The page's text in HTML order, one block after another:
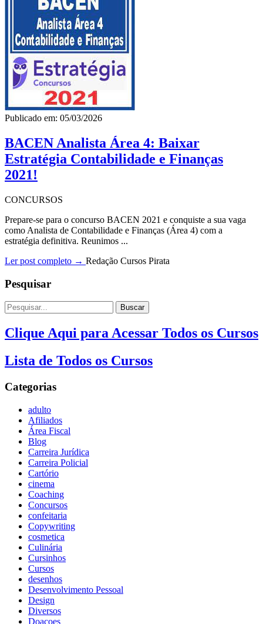
Publicado em: 05/03/2026
BACEN Analista Área 4: Baixar
Estratégia Contabilidade e Finanças
2021!
CONCURSOS
Prepare-se para o concurso BACEN 2021 e conquiste a sua vaga
como Analista de Contabilidade e Finanças (Área 4) com a
estratégia definitiva. Reunimos ...
Ler post completo → Redação Cursos Pirata
Pesquisar
Buscar
Clique Aqui para Acessar Todos os Cursos
Lista de Todos os Cursos
Categorias
adulto
Afiliados
Área Fiscal
Blog
Carreira Jurídica
Carreira Policial
Cartório
cinema
Coaching
Concursos
confeitaria
Copywriting
cosmetica
Culinária
Cursinhos
Cursos
desenhos
Desenvolvimento Pessoal
Design
Diversos
Doaçoes